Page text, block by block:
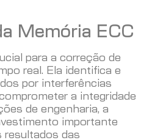
Memória ECC
para a correção de
real. Ela identifica e
por interferências
a integridade
de engenharia, a
importante
resultados das